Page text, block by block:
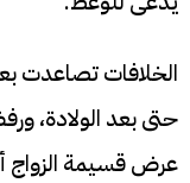
الخلافات تصاعدت
حتى بعد الولادة،
عرض قسيمة الزواج